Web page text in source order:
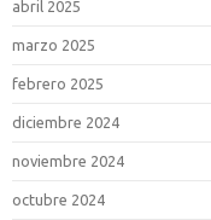
abril 2025
marzo 2025
febrero 2025
diciembre 2024
noviembre 2024
octubre 2024